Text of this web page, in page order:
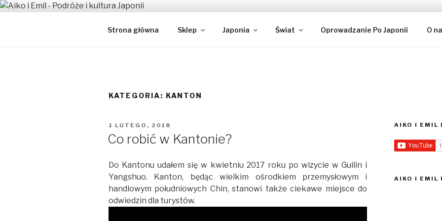
Przeskocz
AIKO I EMIL – PODRÓŻE I
Japońsko-polskie małżeństwo w Tokio
Strona główna Sklep Japonia Świat Oprowadzanie Po Japonii O
KATEGORIA: KANTON
OPUBLIKOWANE
1 LUTEGO, 2018
Co robić w Kantonie?
Do Kantonu udałem się w kwietniu 2017 roku po wizycie w Guilin i
Yangshuo. Kanton, będąc wielkim ośrodkiem przemysłowym i
handlowym południowych Chin, stanowi także ciekawe miejsce do
odwiedzin dla turystów.
AIKO I EMIL
AIKO I EMIL